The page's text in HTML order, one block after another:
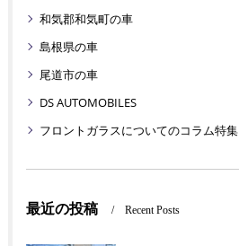
和気郡和気町の車
島根県の車
尾道市の車
DS AUTOMOBILES
フロントガラスについてのコラム特集
最近の投稿 Recent Posts